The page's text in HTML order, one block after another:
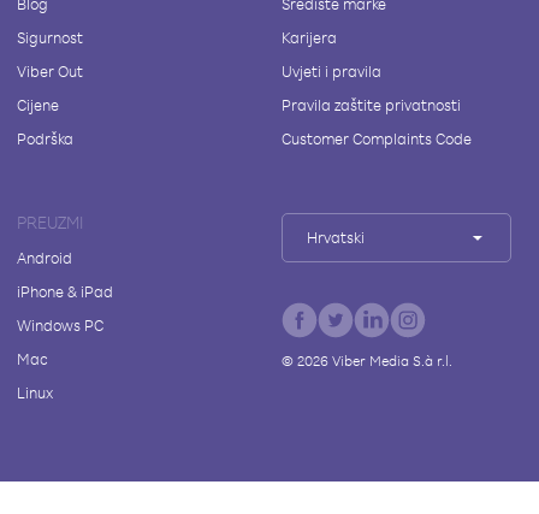
Sigurnost
Viber Out
Cijene
Podrška
Karijera
Uvjeti i pravila
Pravila zaštite privatnosti
Customer Complaints Code
PREUZMI
Android
iPhone & iPad
Windows PC
Mac
Linux
Hrvatski
© 2026Viber Media S.à r.l.